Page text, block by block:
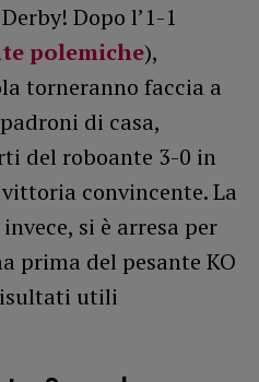
Dopo l’1-1
polemiche),
torneranno faccia a
di casa,
del roboante 3-0 in
convincente. La
si è arresa per
prima del pesante KO
utili